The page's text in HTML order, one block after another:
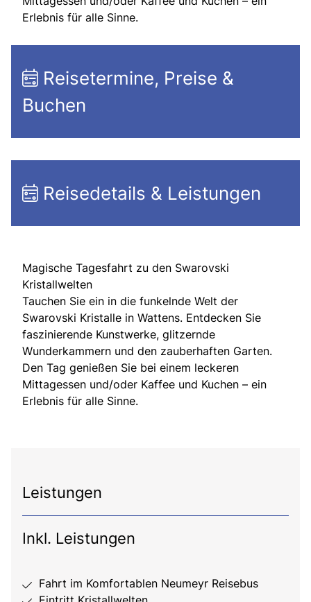
Erlebnis für alle Sinne.
Reisetermine, Preise &
Buchen
Reisedetails & Leistungen
Magische Tagesfahrt zu den Swarovski
Kristallwelten
Tauchen Sie ein in die funkelnde Welt der
Swarovski Kristalle in Wattens. Entdecken Sie
faszinierende Kunstwerke, glitzernde
Wunderkammern und den zauberhaften Garten.
Den Tag genießen Sie bei einem leckeren
Mittagessen und/oder Kaffee und Kuchen – ein
Erlebnis für alle Sinne.
Leistungen
Inkl. Leistungen
Fahrt im Komfortablen Neumeyr Reisebus